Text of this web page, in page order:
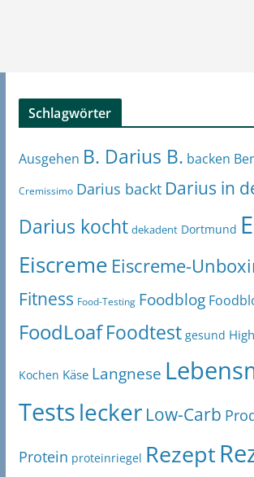
Schlagwörter
Ausgehen B. Darius B. backen
Cremissimo Darius backt Darius in
Darius kocht dekadent Dortmund
Eiscreme Eiscreme-
Fitness Food-Testing Foodblog
FoodLoaf Foodtest gesund
Kochen Käse Langnese
Testslecker Low-Carb
Protein proteinriegel Rezept